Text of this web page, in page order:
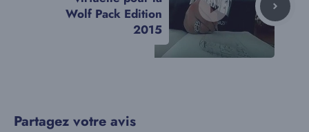
Wolf Pack Edition
2015
Partagez votre avis